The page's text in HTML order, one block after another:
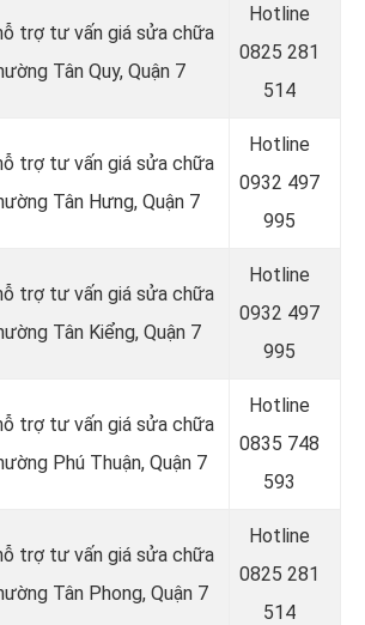
trợ tư vấn giá sửa chữa
Tân Quy, Quận 7
Hotline
0825 281
514
trợ tư vấn giá sửa chữa
Tân Hưng, Quận 7
Hotline
0932 497
995
trợ tư vấn giá sửa chữa
Tân Kiểng, Quận 7
Hotline
0932 497
995
trợ tư vấn giá sửa chữa
Phú Thuận, Quận 7
Hotline
0835 748
593
trợ tư vấn giá sửa chữa
Tân Phong, Quận 7
Hotline
0825 281
514